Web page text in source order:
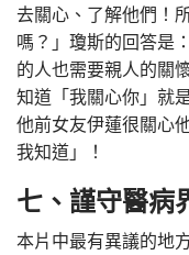
去關心、了解他們！
嗎？」瓊斯的回答是
的人也需要親人的關
知道「我關心你」就
他前女友伊蓮很關心
我知道」！
七、謹守醫病
本片中最有異議的地